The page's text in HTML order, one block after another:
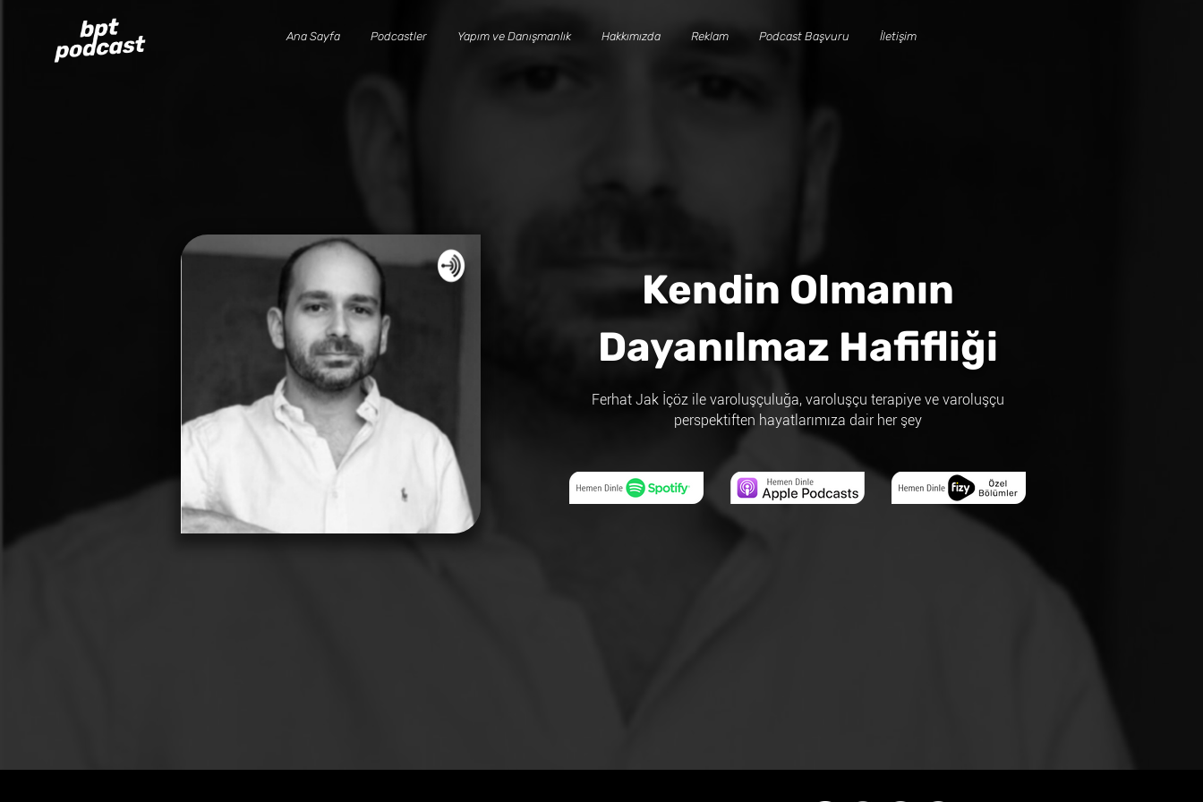
Kendin Olmanın
Dayanılmaz Hafifliği
Ferhat Jak İçöz ile varoluşçuluğa, varoluşçu terapiye ve varoluşçu
perspektiften hayatlarımıza dair her şey
Ana Sayfa Podcastler Yapım ve Danışmanlık Hakkımızda Reklam Podcast Başvuru İletişim